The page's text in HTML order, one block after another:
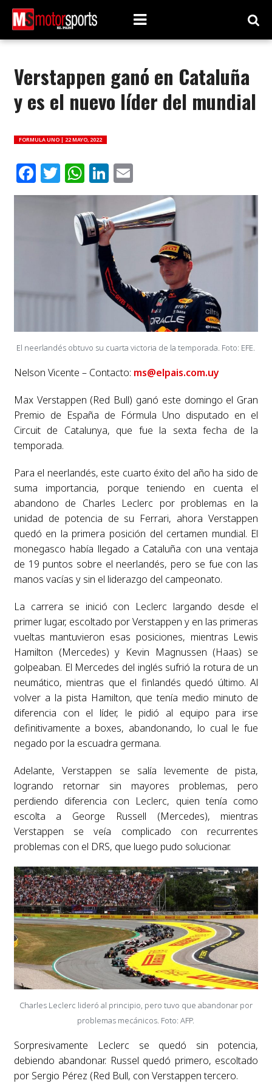
Verstappen ganó en Cataluña
y es el nuevo líder del mundial
FORMULA UNO | 22 MAYO, 2022
Facebook
Twitter
WhatsApp
LinkedIn
Email
El neerlandés obtuvo su cuarta victoria de la temporada. Foto: EFE.
Nelson Vicente – Contacto: ms@elpais.com.uy
Max Verstappen (Red Bull) ganó este domingo el Gran
Premio de España de Fórmula Uno disputado en el
Circuit de Catalunya, que fue la sexta fecha de la
temporada.
Para el neerlandés, este cuarto éxito del año ha sido de
suma importancia, porque teniendo en cuenta el
abandono de Charles Leclerc por problemas en la
unidad de potencia de su Ferrari, ahora Verstappen
quedó en la primera posición del certamen mundial. El
monegasco había llegado a Cataluña con una ventaja
de 19 puntos sobre el neerlandés, pero se fue con las
manos vacías y sin el liderazgo del campeonato.
La carrera se inició con Leclerc largando desde el
primer lugar, escoltado por Verstappen y en las primeras
vueltas mantuvieron esas posiciones, mientras Lewis
Hamilton (Mercedes) y Kevin Magnussen (Haas) se
golpeaban. El Mercedes del inglés sufrió la rotura de un
neumático, mientras que el finlandés quedó último. Al
volver a la pista Hamilton, que tenía medio minuto de
diferencia con el líder, le pidió al equipo para irse
definitivamente a boxes, abandonando, lo cual le fue
negado por la escuadra germana.
Adelante, Verstappen se salía levemente de pista,
logrando retornar sin mayores problemas, pero
perdiendo diferencia con Leclerc, quien tenía como
escolta a George Russell (Mercedes), mientras
Verstappen se veía complicado con recurrentes
problemas con el DRS, que luego pudo solucionar.
Charles Leclerc lideró al principio, pero tuvo que abandonar por
problemas mecánicos. Foto: AFP.
Sorpresivamente Leclerc se quedó sin potencia,
debiendo abandonar. Russel quedó primero, escoltado
por Sergio Pérez (Red Bull, con Verstappen tercero.